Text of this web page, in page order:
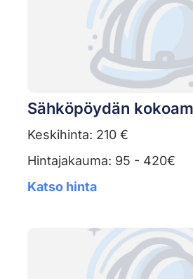
Sähköpöydän
Keskihinta: 210 €
Hintajakauma: 95 - 420€
Katso hinta